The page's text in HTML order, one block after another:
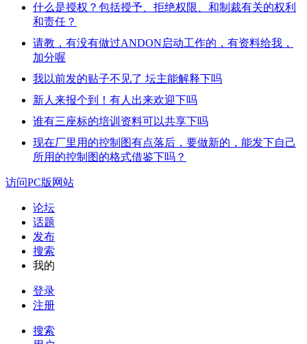
什么是授权？包括授予、拒绝权限、和制裁有关的权利
和责任？
请教，有没有做过ANDON启动工作的，有资料给我，
加分喔
我以前发的贴子不见了 坛主能解释下吗
新人来报个到！有人出来欢迎下吗
谁有三座标的培训资料可以共享下吗
现在厂里用的控制图有点落后，要做新的，能发下自己
所用的控制图的格式借鉴下吗？
访问PC版网站
论坛
话题
发布
搜索
我的
登录
注册
搜索